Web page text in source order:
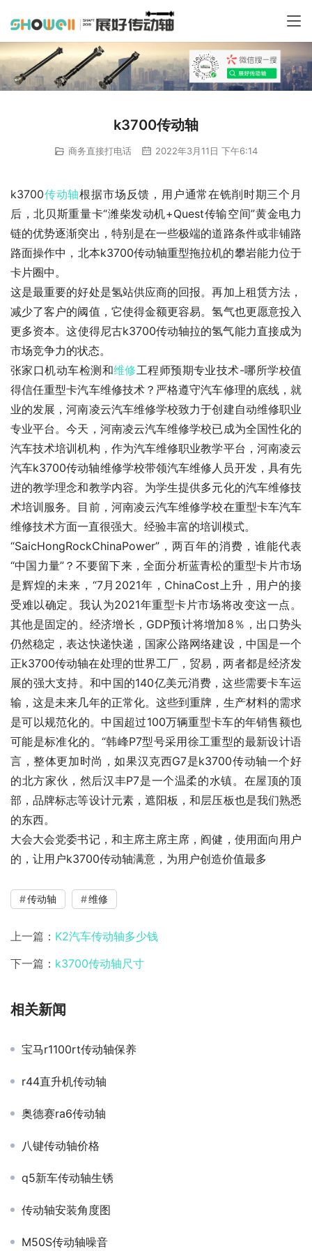
k3700传动轴
商务直接打电话 2022年3月11日 下午6:14
k3700传动轴根据市场反馈，用户通常在铣削时期三个月
后，北贝斯重量卡“潍柴发动机+Quest传输空间”黄金电力
链的优势逐渐突出，特别是在一些极端的道路条件或非铺路
路面操作中，北本k3700传动轴重型拖拉机的攀岩能力位于
卡片圈中。
这是最重要的好处是氢站供应商的回报。再加上租赁方法，
减少了客户的阈值，它使得金额更容易。氢气也更愿意投入
更多资本。这使得尼古k3700传动轴拉的氢气能力直接成为
市场竞争力的状态。
张家口机动车检测和维修工程师预期专业技术-哪所学校值
得信任重型卡汽车维修技术？严格遵守汽车修理的底线，就
业的发展，河南凌云汽车维修学校致力于创建自动维修职业
专业平台。今天，河南凌云汽车维修学校已成为全国性化的
汽车技术培训机构，作为汽车维修职业教学平台，河南凌云
汽车k3700传动轴维修学校带领汽车维修人员开发，具有先
进的教学理念和教学内容。为学生提供多元化的汽车维修技
术培训服务。目前，河南凌云汽车维修学校在重型卡车汽车
维修技术方面一直很强大。经验丰富的培训模式。
“SaicHongRockChinaPower”，两百年的消费，谁能代表
“中国力量”？不要留下来，全面分析蓝青松的重型卡片市场
是辉煌的未来，“7月2021年，ChinaCost上升，用户的接
受难以确定。我认为2021年重型卡片市场将改变这一点。
其他是固定的。经济增长，GDP预计将增加8％，出口势头
仍然稳定，表达快递快递，国家公路网络建设，中国是一个
正k3700传动轴在处理的世界工厂，贸易，两者都是经济发
展的强大支持。和中国的140亿美元消费，这些需要卡车运
输，这是未来几年的正常化。这些到重牌，生产材料的需求
是可以规范化的。中国超过100万辆重型卡车的年销售额也
可能是标准化的。“韩峰P7型号采用徐工重型的最新设计语
言，整体更加时尚，如果汉克西G7是k3700传动轴一个好
的北方家伙，然后汉丰P7是一个温柔的水镇。在屋顶的顶
部，品牌标志等设计元素，遮阳板，和层压板也是我们熟悉
的东西。
大会大会党委书记，和主席主席主席，阎健，使用面向用户
的，让用户k3700传动轴满意，为用户创造价值最多
传动轴 维修
上一篇： K2汽车传动轴多少钱
下一篇： k3700传动轴尺寸
相关新闻
宝马r1100rt传动轴保养
r44直升机传动轴
奥德赛ra6传动轴
八键传动轴价格
q5新车传动轴生锈
传动轴安装角度图
M50S传动轴噪音